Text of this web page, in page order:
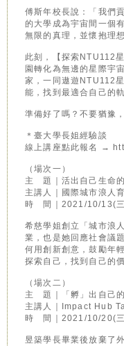
傅斯年校長說：「我們
的大學成為宇宙間一個
無限的真理，並懷抱理
此刻，【探索NTU112
園轉化為無邊的星際宇
家，一同遨遊NTU112
能，找到最適合自己的
準備好了嗎？不要猶豫
＊臺大學長姐經驗談
線上講座點此報名 →
（場次一）
主 題｜活出自己生命
主講人｜國際城市浪人
時 間｜2021/10/13(
希慈學姐創立「城市浪
業，也是她回應社會議
何用創新創意，鼓勵年
探索自己，找到自己的
（場次二）
主 題｜「孵」出自己
主講人｜Impact Hub
時 間｜2021/10/20(
昱築學長畢業後放棄了